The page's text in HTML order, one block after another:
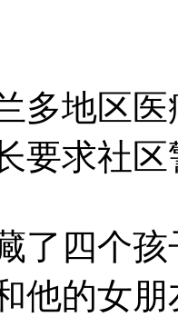
多地区
要求社
了四个
他的女朋